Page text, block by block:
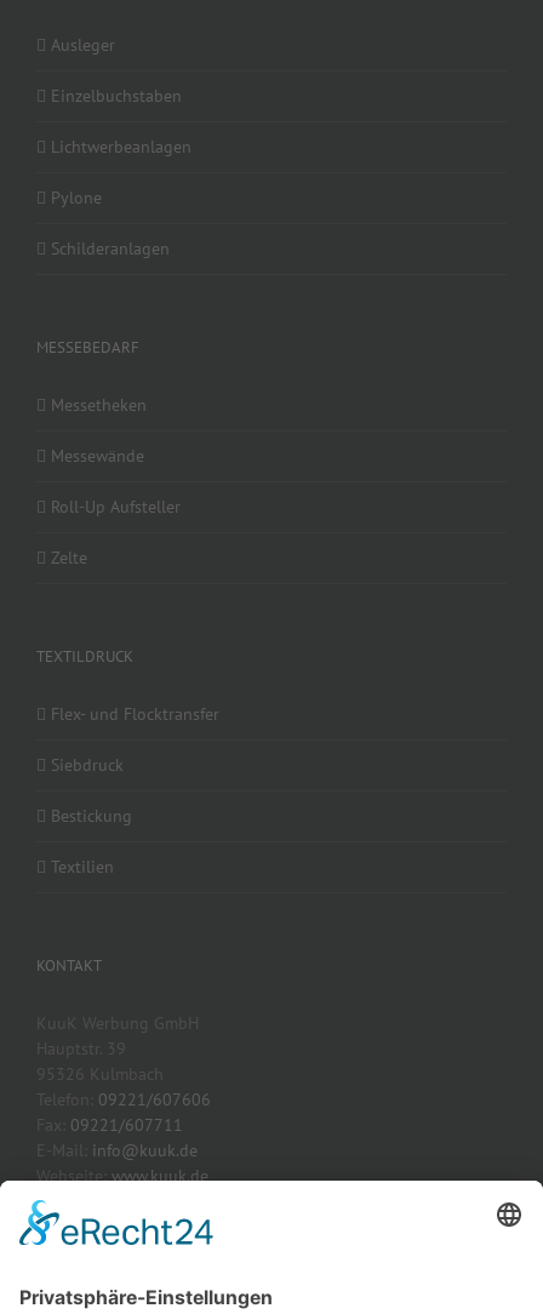
Ausleger
Einzelbuchstaben
Lichtwerbeanlagen
Pylone
Schilderanlagen
MESSEBEDARF
Messetheken
Messewände
Roll-Up Aufsteller
Zelte
TEXTILDRUCK
Flex- und Flocktransfer
Siebdruck
Bestickung
Textilien
KONTAKT
KuuK Werbung GmbH
Hauptstr. 39
95326 Kulmbach
Telefon: 09221/607606
Fax: 09221/607711
E-Mail: info@kuuk.de
Webseite:www.kuuk.de